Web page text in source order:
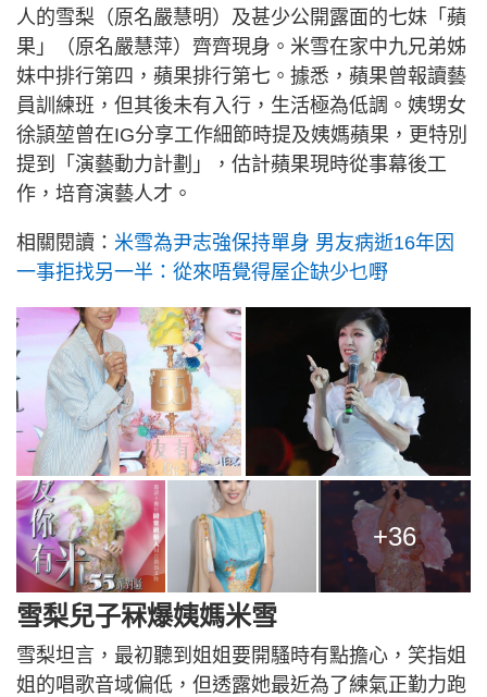
人的雪梨（原名嚴慧明）及甚少公開露面的七妹「蘋
果」（原名嚴慧萍）齊齊現身。米雪在家中九兄弟姊
妹中排行第四，蘋果排行第七。據悉，蘋果曾報讀藝
員訓練班，但其後未有入行，生活極為低調。姨甥女
徐頴堃曾在IG分享工作細節時提及姨媽蘋果，更特別
提到「演藝動力計劃」，估計蘋果現時從事幕後工
作，培育演藝人才。
相關閱讀： 米雪為尹志強保持單身 男友病逝16年因
一事拒找另一半：從來唔覺得屋企缺少乜嘢
+36
雪梨兒子冧爆姨媽米雪
雪梨坦言，最初聽到姐姐要開騷時有點擔心，笑指姐
姐的唱歌音域偏低，但透露她最近為了練氣正勤力跑